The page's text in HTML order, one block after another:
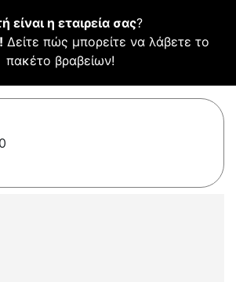
είναι η εταιρεία σας?
Δείτε πώς μπορείτε να λάβετε το
πακέτο βραβείων!